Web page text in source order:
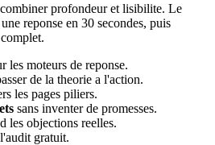
profondeur et lisibilite. Le
reponse en 30 secondes, puis
les moteurs de reponse.
de la theorie a l'action.
les pages piliers.
sans inventer de promesses.
les objections reelles.
gratuit.